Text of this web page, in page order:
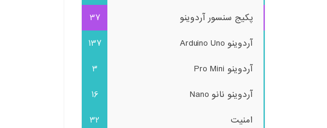
پکیج سنسور آردوینو
37
آردوینو Arduino Uno
137
آردوینو Pro Mini
3
آردوینو نانو Nano
16
امنیت
32